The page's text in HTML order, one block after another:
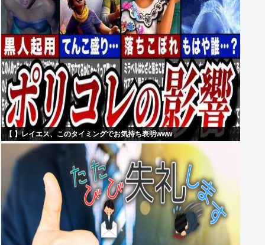
【 】レイエス、このタイミングでお気持ち表明www